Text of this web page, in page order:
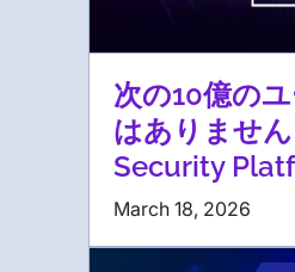
次の10億の
はありませ
Security
March 18, 2026